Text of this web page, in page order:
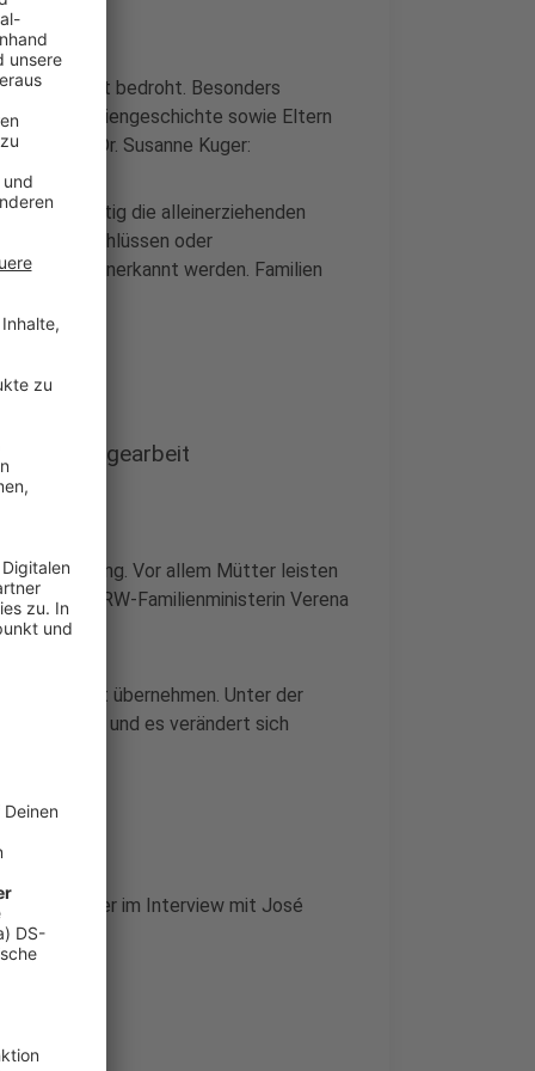
von Armut bedroht. Besonders
Familiengeschichte sowie Eltern
Prof. Dr. Susanne Kuger:
eindeutig die alleinerziehenden
oder
nicht anerkannt werden. Familien
der Sorgearbeit
Bewegung. Vor allem Mütter leisten
Väter. NRW-Familienministerin Verena
Sorgearbeit übernehmen. Unter der
Männer, und es verändert sich
Schäffer im Interview mit José